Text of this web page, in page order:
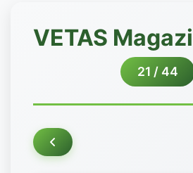
VETAS
21 / 44